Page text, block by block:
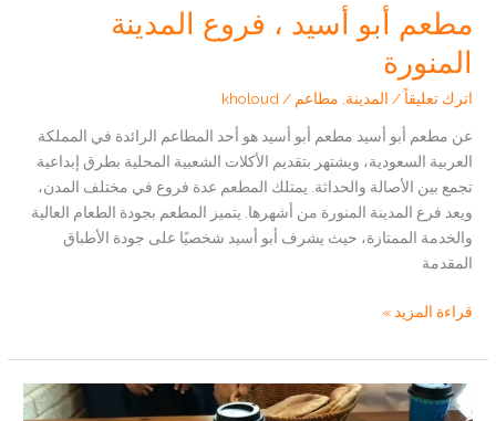
مطعم أبو أسيد ، فروع المدينة
المنورة
اترك تعليقاً / المدينة مطاعم /
kholoud
عن مطعم أبو أسيد مطعم أبو أسيد هو أحد المطاعم الرائدة في المملكة
العربية السعودية، ويشتهر بتقديم الأكلات الشعبية المحلية بطرق إبداعية
تجمع بين الأصالة والحداثة. يمتلك المطعم عدة فروع في مختلف المدن،
ويعد فرع المدينة المنورة من أشهرها. يتميز المطعم بجودة الطعام العالية
والخدمة الممتازة، حيث يشرف أبو أسيد شخصيًا على جودة الأطباق
المقدمة
مطعم
أسيد
فروع
قراءة المزيد »